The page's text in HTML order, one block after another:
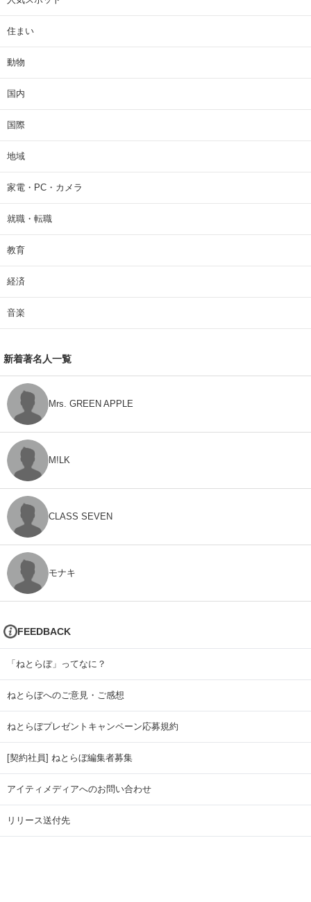
住まい
動物
国内
国際
地域
家電・PC・カメラ
就職・転職
教育
経済
音楽
新着著名人一覧
Mrs. GREEN APPLE
M!LK
CLASS SEVEN
モナキ
FEEDBACK
「ねとらぼ」ってなに？
ねとらぼへのご意見・ご感想
ねとらぼプレゼントキャンペーン応募規約
[契約社員] ねとらぼ編集者募集
アイティメディアへのお問い合わせ
リリース送付先